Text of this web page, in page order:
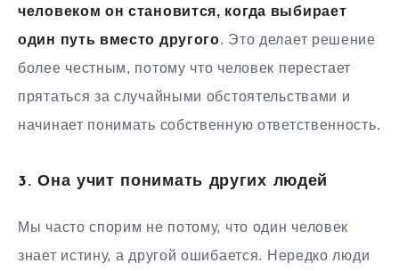
человеком он становится, когда выбирает
один путь вместо другого. Это делает решение
более честным, потому что человек перестает
прятаться за случайными обстоятельствами и
начинает понимать собственную ответственность.
3. Она учит понимать других людей
Мы часто спорим не потому, что один человек
знает истину, а другой ошибается. Нередко люди